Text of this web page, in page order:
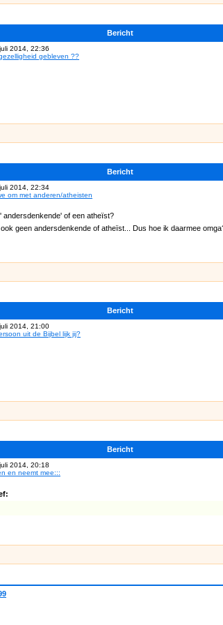
Bericht
2014, 22:36
gebleven ??
Bericht
2014, 22:34
om met anderen/atheisten
andersdenkende' of een atheïst?
geen andersdenkende of atheïst... Dus hoe ik daarmee
Bericht
2014, 21:00
uit de Bijbel lijk jij?
Bericht
2014, 20:18
en neemt mee:::